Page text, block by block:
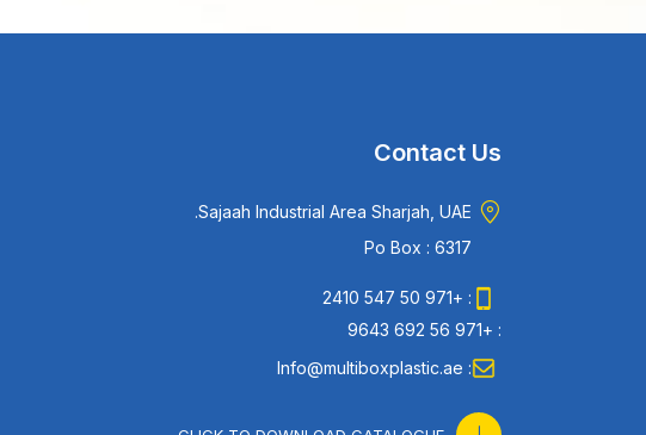
Contact Us
Sajaah Industrial Area Sharjah, UAE.
Po Box : 6317
: +971 50 547 2410
: +971 56 692 9643
: Info@multiboxplastic.ae